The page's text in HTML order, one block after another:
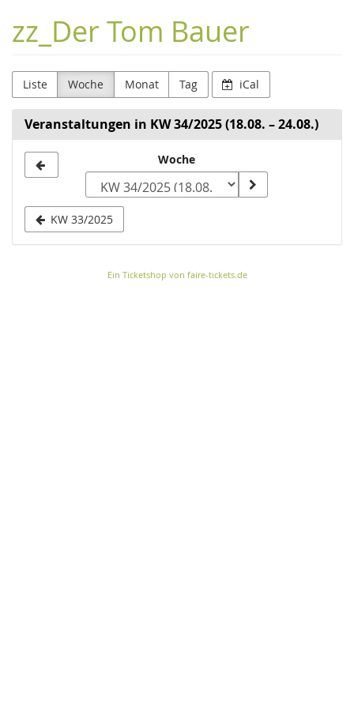
Haupt-
Inhalt
zz_Der Tom Bauer
Liste Woche Monat Tag iCal
Veranstaltungen in KW 34/2025 (18.08. – 24.08.)
zur
Anzeige
auswählen
Woche
KW 33/2025
Ein Ticketshop von faire-tickets.de